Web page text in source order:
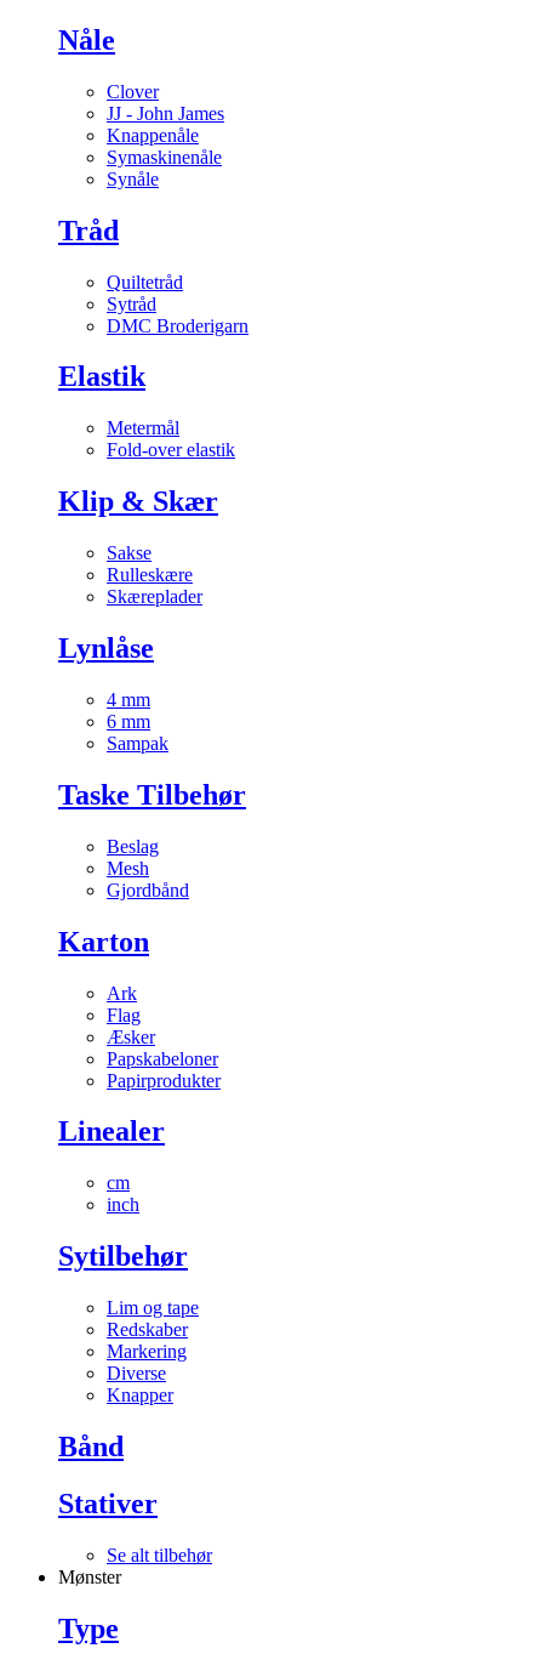
Nåle
Clover
JJ - John James
Knappenåle
Symaskinenåle
Synåle
Tråd
Quiltetråd
Sytråd
DMC Broderigarn
Elastik
Metermål
Fold-over elastik
Klip & Skær
Sakse
Rulleskære
Skæreplader
Lynlåse
4 mm
6 mm
Sampak
Taske Tilbehør
Beslag
Mesh
Gjordbånd
Karton
Ark
Flag
Æsker
Papskabeloner
Papirprodukter
Linealer
cm
inch
Sytilbehør
Lim og tape
Redskaber
Markering
Diverse
Knapper
Bånd
Stativer
Se alt tilbehør
Mønster
Type